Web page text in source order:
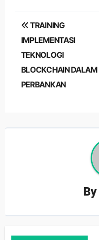
Post
navigation
TRAINING
IMPLEMENTASI
TEKNOLOGI
BLOCKCHAIN DALAM
PERBANKAN
By